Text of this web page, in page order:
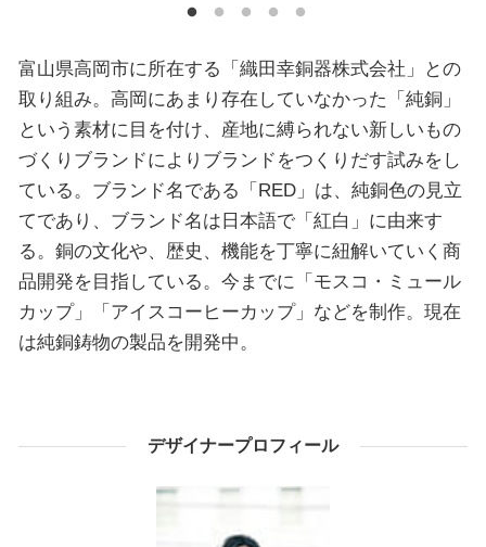
富山県高岡市に所在する「織田幸銅器株式会社」との
取り組み。高岡にあまり存在していなかった「純銅」
という素材に目を付け、産地に縛られない新しいもの
づくりブランドによりブランドをつくりだす試みをし
ている。ブランド名である「RED」は、純銅色の見立
てであり、ブランド名は日本語で「紅白」に由来す
る。銅の文化や、歴史、機能を丁寧に紐解いていく商
品開発を目指している。今までに「モスコ・ミュール
カップ」「アイスコーヒーカップ」などを制作。現在
は純銅鋳物の製品を開発中。
デザイナープロフィール